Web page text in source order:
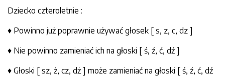
Dziecko czteroletnie :
♦ Powinno już poprawnie używać głosek [ s, z, c, dz ]
♦ Nie powinno zamieniać ich na głoski [ ś, ź, ć, dź ]
♦ Głoski [ sz, ż, cz, dż ] może zamieniać na głoski [ ś, ź, ć, dź